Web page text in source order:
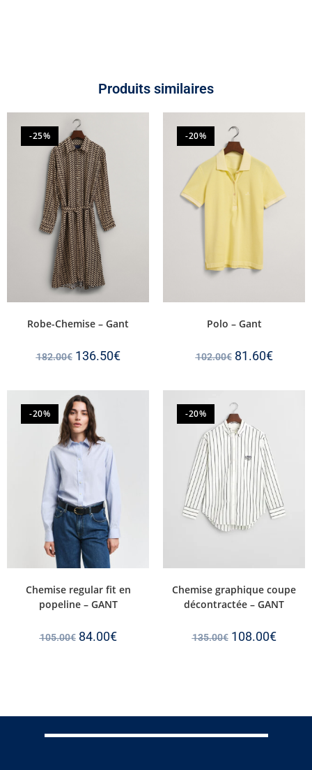
Produits similaires
-25%
Robe-Chemise – Gant
182.00€ 136.50€
-20%
Polo – Gant
102.00€ 81.60€
-20%
Chemise regular fit en
popeline – GANT
105.00€ 84.00€
-20%
Chemise graphique coupe
décontractée – GANT
135.00€ 108.00€